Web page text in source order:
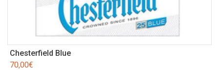
Chesterfield Blue
70,00€